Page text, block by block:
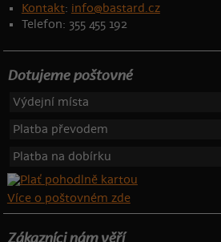
Kontakt: info@bastard.cz
Telefon: 355 455 192
Dotujeme poštovné
Výdejní místa
Platba převodem
Platba na dobírku
Více o poštovném zde
Zákazníci nám věří